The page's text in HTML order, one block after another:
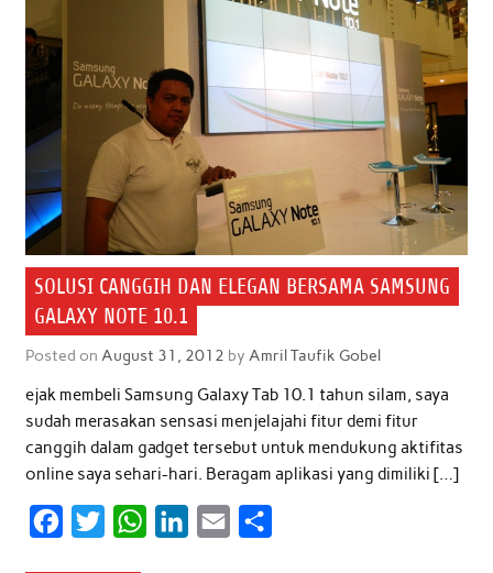
SOLUSI CANGGIH DAN ELEGAN BERSAMA SAMSUNG
GALAXY NOTE 10.1
Posted on August 31, 2012 by Amril Taufik Gobel
ejak membeli Samsung Galaxy Tab 10.1 tahun silam, saya
sudah merasakan sensasi menjelajahi fitur demi fitur
canggih dalam gadget tersebut untuk mendukung aktifitas
online saya sehari-hari. Beragam aplikasi yang dimiliki […]
W